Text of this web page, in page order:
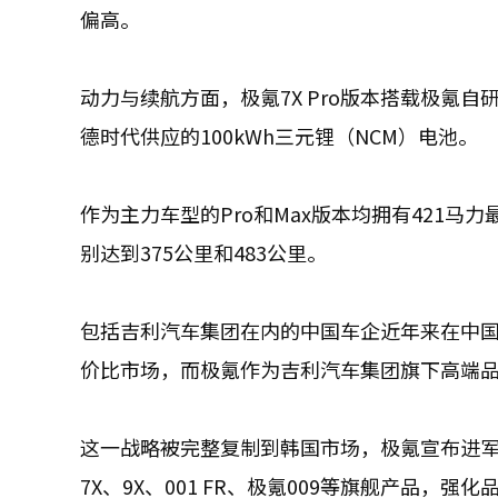
偏高。
动力与续航方面，极氪7X Pro版本搭载极氪
德时代供应的100kWh三元锂（NCM）电池。
作为主力车型的Pro和Max版本均拥有421马
别达到375公里和483公里。
包括吉利汽车集团在内的中国车企近年来在中
价比市场，而极氪作为吉利汽车集团旗下高端
这一战略被完整复制到韩国市场，极氪宣布进
7X、9X、001 FR、极氪009等旗舰产品，强化